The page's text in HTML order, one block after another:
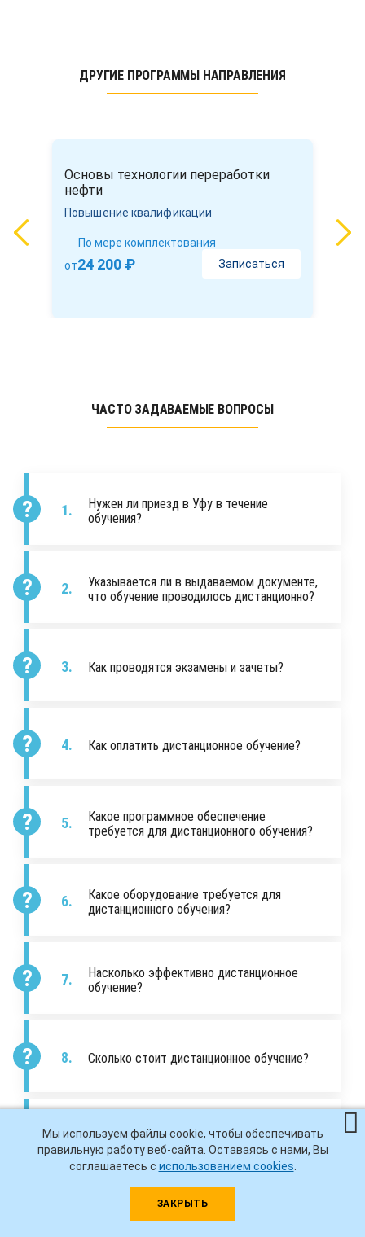
ДРУГИЕ ПРОГРАММЫ НАПРАВЛЕНИЯ
Основы технологии переработки
нефти
Повышение квалификации
По мере комплектования
от24 200 ₽ Записаться
ЧАСТО ЗАДАВАЕМЫЕ ВОПРОСЫ
Нужен ли приезд в Уфу в течение
обучения?
Указывается ли в выдаваемом документе,
что обучение проводилось дистанционно?
Как проводятся экзамены и зачеты?
Как оплатить дистанционное обучение?
Какое программное обеспечение
требуется для дистанционного обучения?
Какое оборудование требуется для
дистанционного обучения?
Насколько эффективно дистанционное
обучение?
Сколько стоит дистанционное обучение?
Почему нужно дожидаться комплектования
группы?
Нужно ли приезжать в ИДПО для
заключения договора?
Мы используем файлы cookie, чтобы обеспечивать
правильную работу веб-сайта. Оставаясь с нами, Вы
соглашаетесь с использованием cookies
ЗАКРЫТЬ